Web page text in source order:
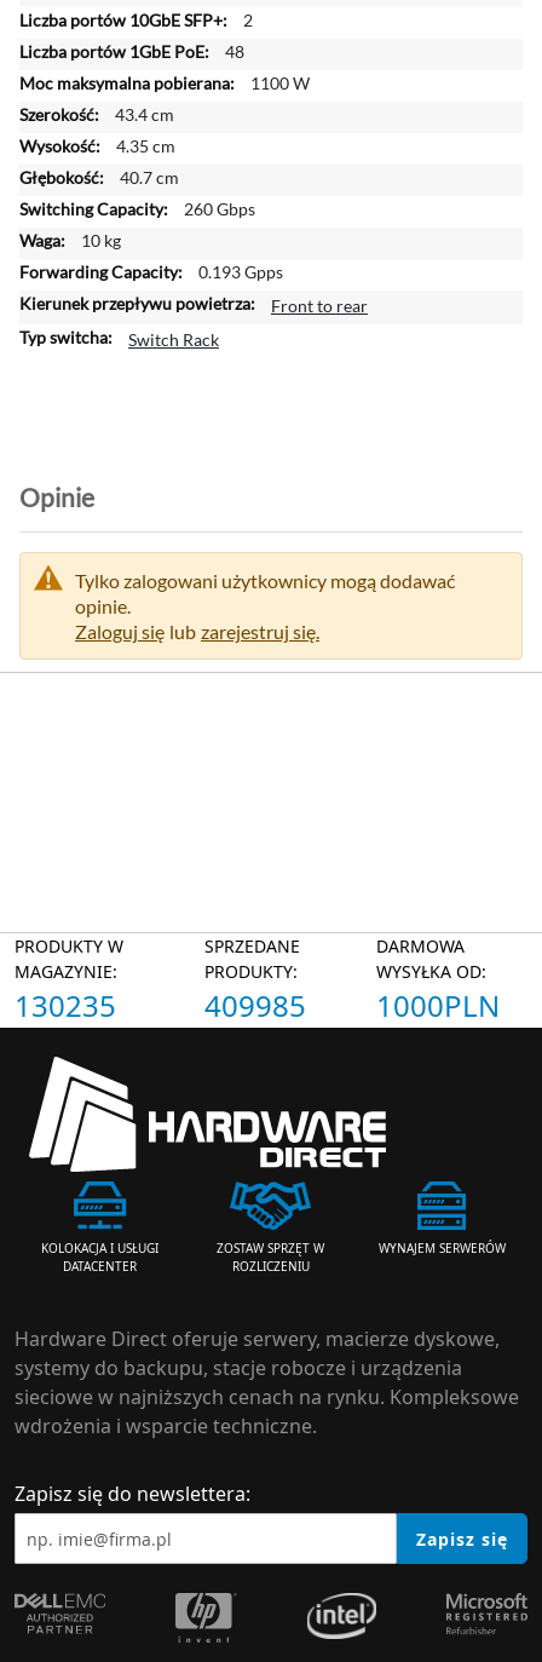
e
j
i
f
o
r
m
c
j
i
2
48
1100 W
43.4 cm
4.35 cm
40.7 cm
260 Gbps
10 kg
0.193 Gpps
Front to rear
Switch Rack
Opinie
Tylko zalogowani użytkownicy mogą dodawać
opinie.
Zaloguj się lub zarejestruj się.
PRODUKTY W
MAGAZYNIE:
130235
SPRZEDANE
PRODUKTY:
409985
DARMOWA
WYSYŁKA OD:
1000PLN
KOLOKACJA I USŁUGI
DATACENTER
ZOSTAW SPRZĘT W
ROZLICZENIU
WYNAJEM SERWERÓW
Hardware Direct oferuje serwery, macierze dyskowe,
systemy do backupu, stacje robocze i urządzenia
sieciowe w najniższych cenach na rynku. Kompleksowe
wdrożenia i wsparcie techniczne.
Zapisz się do newslettera:
Zapisz się